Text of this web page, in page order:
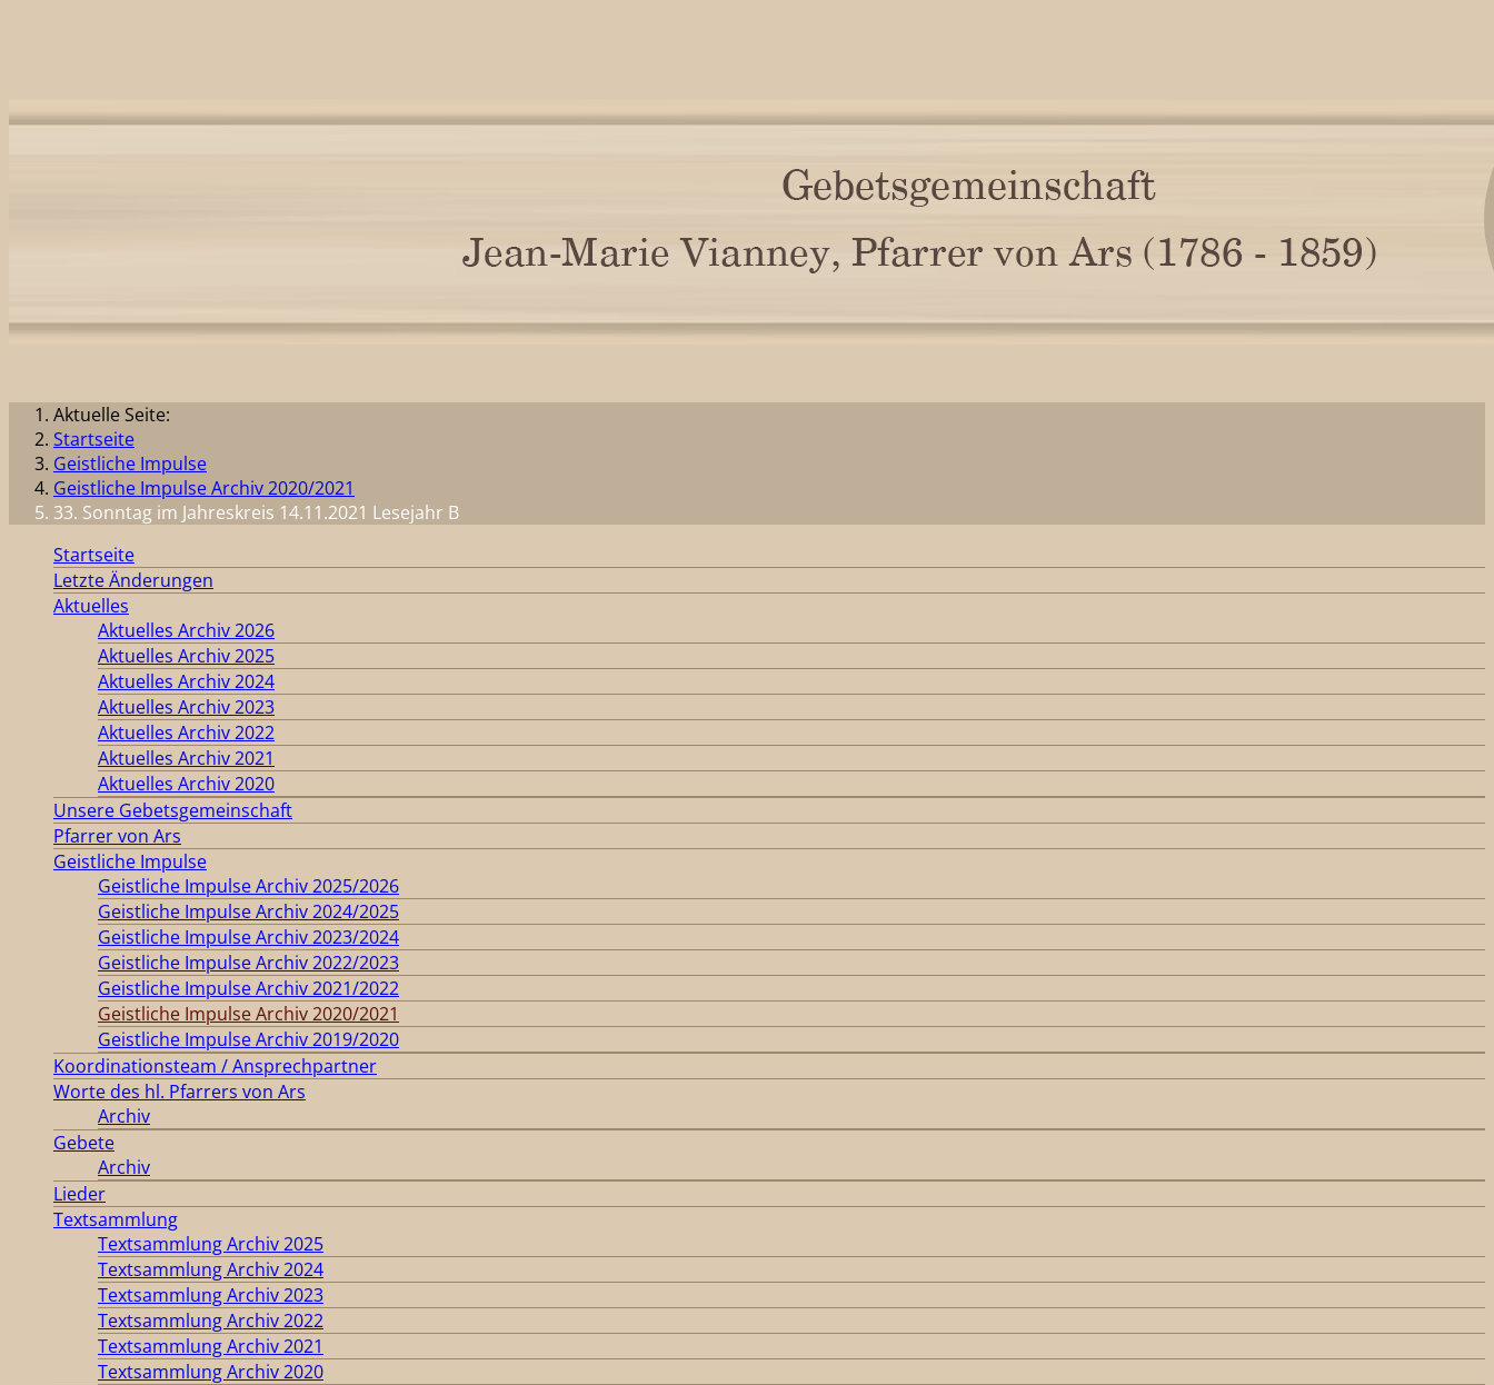
Aktuelle Seite:
Startseite
Geistliche Impulse
Geistliche Impulse Archiv 2020/2021
33. Sonntag im Jahreskreis 14.11.2021 Lesejahr B
Startseite
Letzte Änderungen
Aktuelles
Aktuelles Archiv 2026
Aktuelles Archiv 2025
Aktuelles Archiv 2024
Aktuelles Archiv 2023
Aktuelles Archiv 2022
Aktuelles Archiv 2021
Aktuelles Archiv 2020
Unsere Gebetsgemeinschaft
Pfarrer von Ars
Geistliche Impulse
Geistliche Impulse Archiv 2025/2026
Geistliche Impulse Archiv 2024/2025
Geistliche Impulse Archiv 2023/2024
Geistliche Impulse Archiv 2022/2023
Geistliche Impulse Archiv 2021/2022
Geistliche Impulse Archiv 2020/2021
Geistliche Impulse Archiv 2019/2020
Koordinationsteam / Ansprechpartner
Worte des hl. Pfarrers von Ars
Archiv
Gebete
Archiv
Lieder
Textsammlung
Textsammlung Archiv 2025
Textsammlung Archiv 2024
Textsammlung Archiv 2023
Textsammlung Archiv 2022
Textsammlung Archiv 2021
Textsammlung Archiv 2020